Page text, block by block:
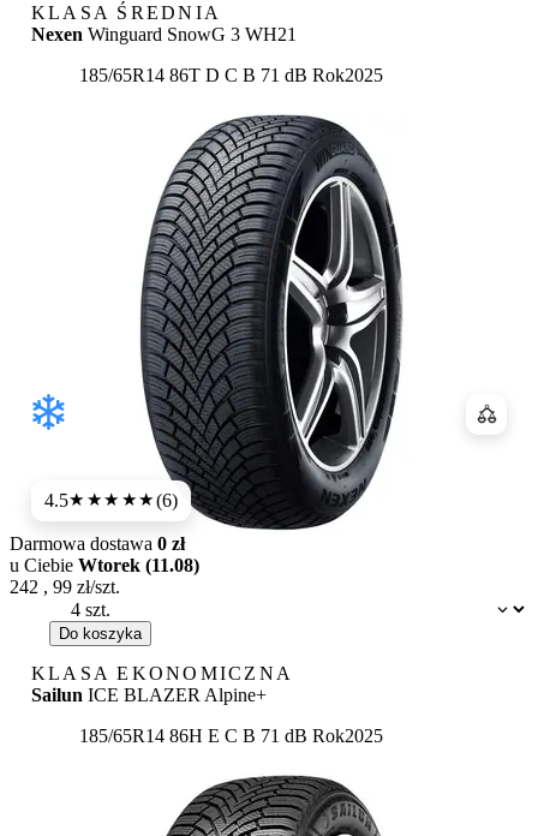
KLASA ŚREDNIA
Nexen Winguard SnowG 3 WH21
185/65R14 86T Etykieta:
D C B 71 dB Rok2025
4.5★★★★★(6)
Dostępność:
Darmowa dostawa 0 zł
u Ciebie Wtorek (11.08)
242 , 99 zł/szt.
Do koszyka
KLASA EKONOMICZNA
Sailun ICE BLAZER Alpine+
185/65R14 86H Etykieta:
E C B 71 dB Rok2025